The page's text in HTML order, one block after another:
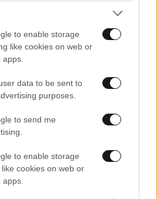
to enable storage
like cookies on web or
data to be sent to
purposes.
to send me
to enable storage
cookies on web or